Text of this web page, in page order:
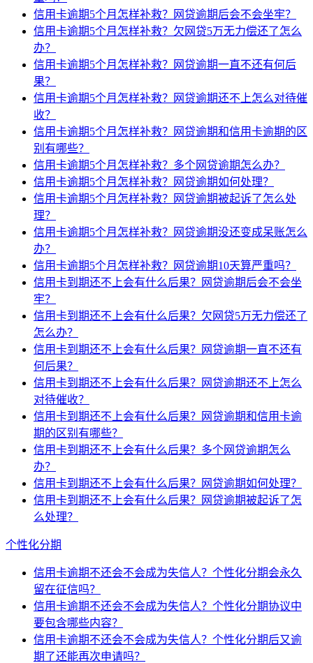
信用卡逾期5个月怎样补救？网贷逾期后会不会坐牢？
信用卡逾期5个月怎样补救？欠网贷5万无力偿还了怎么
办？
信用卡逾期5个月怎样补救？网贷逾期一直不还有何后
果？
信用卡逾期5个月怎样补救？网贷逾期还不上怎么对待催
收？
信用卡逾期5个月怎样补救？网贷逾期和信用卡逾期的区
别有哪些？
信用卡逾期5个月怎样补救？多个网贷逾期怎么办？
信用卡逾期5个月怎样补救？网贷逾期如何处理？
信用卡逾期5个月怎样补救？网贷逾期被起诉了怎么处
理？
信用卡逾期5个月怎样补救？网贷逾期没还变成呆账怎么
办？
信用卡逾期5个月怎样补救？网贷逾期10天算严重吗？
信用卡到期还不上会有什么后果？网贷逾期后会不会坐
牢？
信用卡到期还不上会有什么后果？欠网贷5万无力偿还了
怎么办？
信用卡到期还不上会有什么后果？网贷逾期一直不还有
何后果？
信用卡到期还不上会有什么后果？网贷逾期还不上怎么
对待催收？
信用卡到期还不上会有什么后果？网贷逾期和信用卡逾
期的区别有哪些？
信用卡到期还不上会有什么后果？多个网贷逾期怎么
办？
信用卡到期还不上会有什么后果？网贷逾期如何处理？
信用卡到期还不上会有什么后果？网贷逾期被起诉了怎
么处理？
个性化分期
信用卡逾期不还会不会成为失信人？个性化分期会永久
留在征信吗？
信用卡逾期不还会不会成为失信人？个性化分期协议中
要包含哪些内容？
信用卡逾期不还会不会成为失信人？个性化分期后又逾
期了还能再次申请吗？